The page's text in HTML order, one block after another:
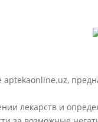
лекарств и